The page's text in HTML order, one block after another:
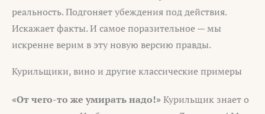
реальность. Подгоняет убеждения под действия.
Искажает факты. И самое поразительное — мы
искренне верим в эту новую версию правды.
Курильщики, вино и другие классические примеры
«От чего-то же умирать надо!»Курильщик знает о